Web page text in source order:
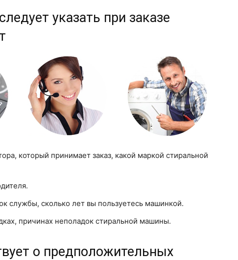
указать при заказе
который принимает заказ, какой маркой стиральной
службы, сколько лет вы пользуетесь машинкой.
причинах неполадок стиральной машины.
о предположительных